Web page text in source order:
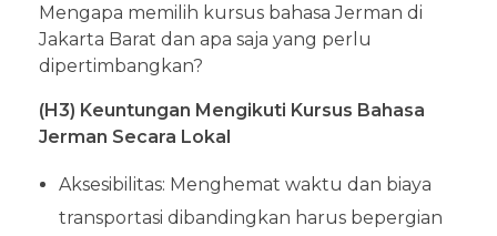
Mengapa memilih kursus bahasa Jerman di
Jakarta Barat dan apa saja yang perlu
dipertimbangkan?
(H3) Keuntungan Mengikuti Kursus Bahasa
Jerman Secara Lokal
Aksesibilitas: Menghemat waktu dan biaya
transportasi dibandingkan harus bepergian